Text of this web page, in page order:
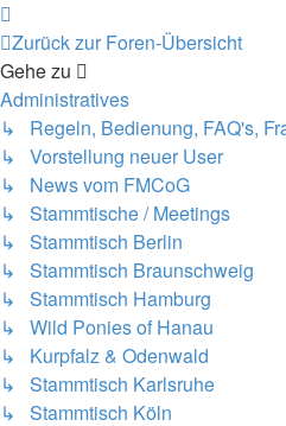
Zurück zur Foren-Übersicht
Gehe zu
Administratives
↳ Regeln, Bedienung, FAQ's,
↳ Vorstellung neuer User
↳ News vom FMCoG
↳ Stammtische / Meetings
↳ Stammtisch Berlin
↳ Stammtisch Braunschweig
↳ Stammtisch Hamburg
↳ Wild Ponies of Hanau
↳ Kurpfalz & Odenwald
↳ Stammtisch Karlsruhe
↳ Stammtisch Köln